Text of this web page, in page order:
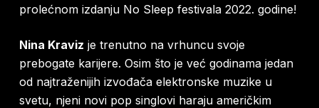
prolećnom izdanju No Sleep festivala 2022. godine!
Nina Kraviz je trenutno na vrhuncu svoje
prebogate karijere. Osim što je već godinama jedan
od najtraženijih izvođača elektronske muzike u
svetu, njeni novi pop singlovi haraju američkim